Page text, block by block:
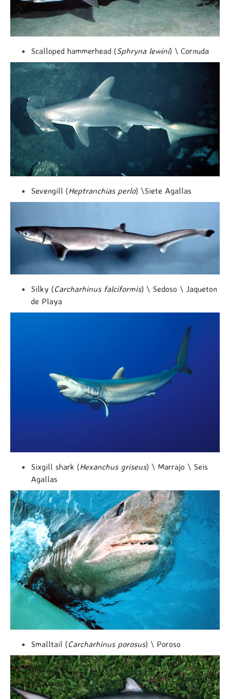
Scalloped hammerhead (Sphryna lewini) \ Cornuda
Sevengill (Heptranchias perlo) \Siete Agallas
Silky (Carcharhinus falciformis) \ Sedoso \ Jaqueton
de Playa
Sixgill shark (Hexanchus griseus) \ Marrajo \ Seis
Agallas
Smalltail (Carcharhinus porosus) \ Poroso